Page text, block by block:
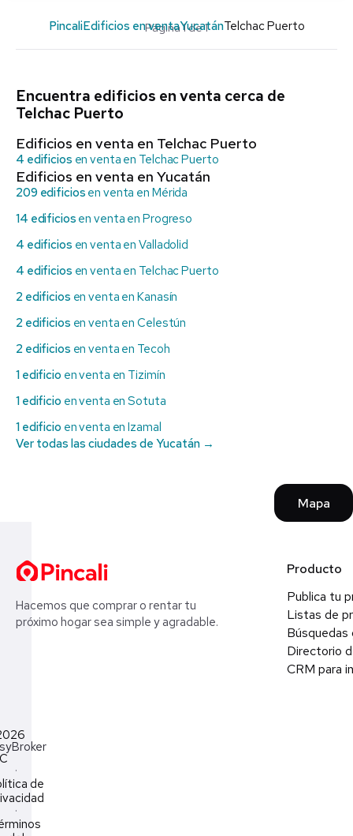
Página 1 de 1
PincaliEdificios en ventaYucatánTelchac Puerto
Encuentra edificios en venta cerca de
Telchac Puerto
Edificios en venta en Telchac Puerto
4 edificios en venta en Telchac Puerto
Edificios en venta en Yucatán
209 edificios en venta en Mérida
14 edificios en venta en Progreso
4 edificios en venta en Valladolid
4 edificios en venta en Telchac Puerto
2 edificios en venta en Kanasín
2 edificios en venta en Celestún
2 edificios en venta en Tecoh
1 edificio en venta en Tizimín
1 edificio en venta en Sotuta
1 edificio en venta en Izamal
Ver todas las ciudades de Yucatán →
Mapa
Hacemos que comprar o rentar tu
próximo hogar sea simple y agradable.
Producto
Publica tu
Listas de
Búsquedas
Directorio
CRM para
·
de
·